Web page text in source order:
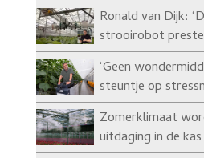
Ronald van Dijk:
strooirobot
‘Geen
steuntje op
Zomerklimaat
uitdaging in de kas